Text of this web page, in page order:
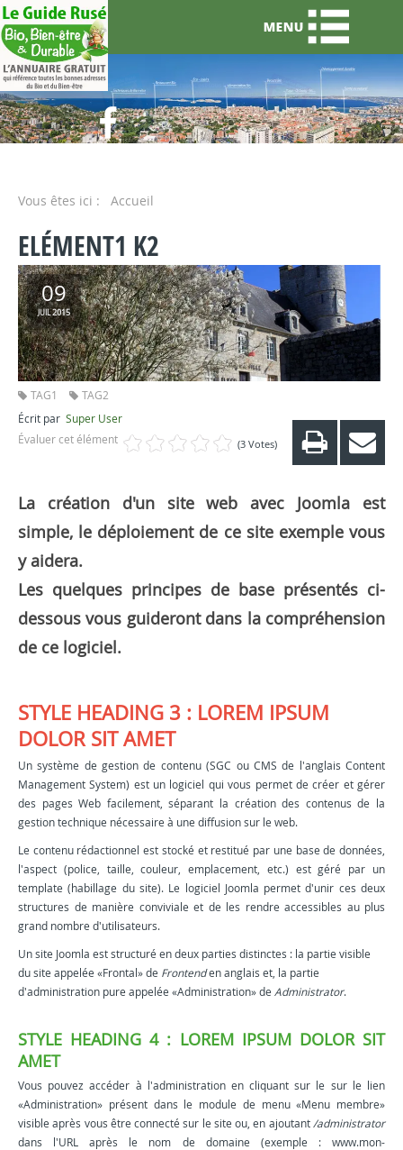
Vous êtes ici : Accueil
ELÉMENT1 K2
09
JUIL2015
TAG1 TAG2
Écrit par Super User
Évaluer cet élément
(3 Votes)
La création d'un site web avec Joomla est
simple, le déploiement de ce site exemple vous
y aidera.
Les quelques principes de base présentés ci-
dessous vous guideront dans la compréhension
de ce logiciel.
STYLE HEADING 3 : LOREM IPSUM
DOLOR SIT AMET
Un système de gestion de contenu (SGC ou CMS de l'anglais Content
Management System) est un logiciel qui vous permet de créer et gérer
des pages Web facilement, séparant la création des contenus de la
gestion technique nécessaire à une diffusion sur le web.
Le contenu rédactionnel est stocké et restitué par une base de données,
l'aspect (police, taille, couleur, emplacement, etc.) est géré par un
template (habillage du site). Le logiciel Joomla permet d'unir ces deux
structures de manière conviviale et de les rendre accessibles au plus
grand nombre d'utilisateurs.
Un site Joomla est structuré en deux parties distinctes : la partie visible
du site appelée «Frontal» de Frontenden anglais et, la partie
d'administration pure appelée «Administration» de Administrator.
STYLE HEADING 4 : LOREM IPSUM DOLOR SIT
AMET
Vous pouvez accéder à l'administration en cliquant sur le sur le lien
«Administration» présent dans le module de menu «Menu membre»
visible après vous être connecté sur le site ou, en ajoutant /administrator
dans l'URL après le nom de domaine (exemple : www.mon-